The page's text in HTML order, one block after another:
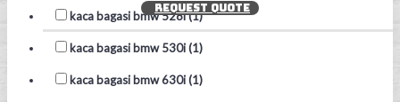
kaca bagasi bmw 528i (1)
kaca bagasi bmw 530i (1)
kaca bagasi bmw 630i (1)
REQUEST QUOTE